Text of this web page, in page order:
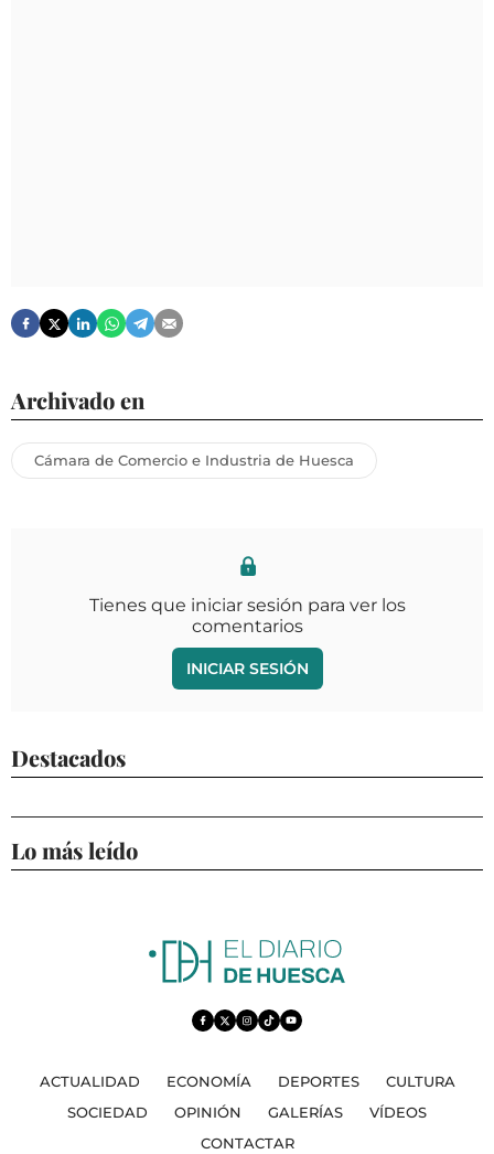
Archivado en
Cámara de Comercio e Industria de Huesca
Tienes que iniciar sesión para ver los
comentarios
INICIAR SESIÓN
Destacados
Lo más leído
ACTUALIDAD ECONOMÍA DEPORTES
CULTURA
SOCIEDAD
OPINIÓN GALERÍAS
VÍDEOS
CONTACTAR